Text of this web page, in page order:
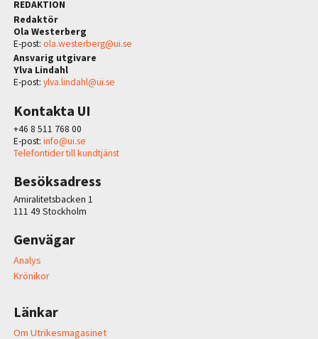
REDAKTION
Redaktör
Ola Westerberg
E-post: ola.westerberg@ui.se
Ansvarig utgivare
Ylva Lindahl
E-post: ylva.lindahl@ui.se
Kontakta UI
+46 8 511 768 00
E-post: info@ui.se
Telefontider till kundtjänst
Besöksadress
Amiralitetsbacken 1
111 49 Stockholm
Genvägar
Analys
Krönikor
Länkar
Om Utrikesmagasinet